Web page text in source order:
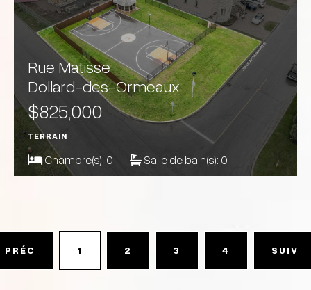
Rue Matisse
Dollard-des-Ormeaux
$825,000
TERRAIN
Chambre(s): 0 Salle de bain(s): 0
PRÉC 1 2 3 4 SUIV